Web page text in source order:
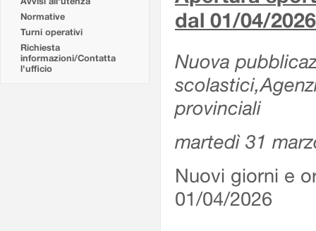
Normative
Turni operativi
Richiesta
informazioni/Contatta
l'ufficio
dal 01/04/2026
Nuova
provinciali
martedì 31
Nuovi giorni e
01/04/2026